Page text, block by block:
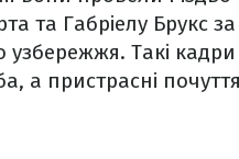
та Габріелу Брукс
узбережжя. Такі
а пристрасні